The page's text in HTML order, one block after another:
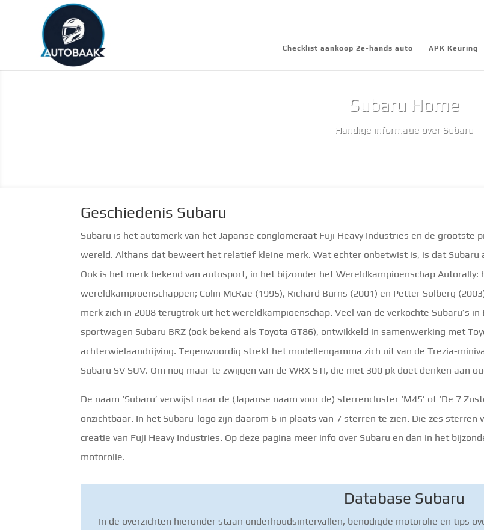
Checklist aankoop 2e-hands auto APK Keuring
Subaru Home
Handige informatie over Subaru
Geschiedenis Subaru
Subaru is het automerk van het Japanse conglomeraat Fuji Heavy Industries en de
wereld. Althans dat beweert het relatief kleine merk. Wat echter onbetwist is, is dat
Ook is het merk bekend van autosport, in het bijzonder het Wereldkampioenschap
wereldkampioenschappen; Colin McRae (1995), Richard Burns (2001) en Petter Solberg
merk zich in 2008 terugtrok uit het wereldkampioenschap. Veel van de verkochte Subaru’s
sportwagen Subaru BRZ (ook bekend als Toyota GT86), ontwikkeld in samenwerking met
achterwielaandrijving. Tegenwoordig strekt het modellengamma zich uit van de Trezia-
Subaru SV SUV. Om nog maar te zwijgen van de WRX STI, die met 300 pk doet denken aan
De naam ‘Subaru’ verwijst naar de (Japanse naam voor de) sterrencluster ‘M45’ of ‘De 7
onzichtbaar. In het Subaru-logo zijn daarom 6 in plaats van 7 sterren te zien. Die zes
creatie van Fuji Heavy Industries. Op deze pagina meer info over Subaru en dan in het
motorolie.
Database Subaru
In de overzichten hieronder staan onderhoudsintervallen, benodigde motorolie en tips